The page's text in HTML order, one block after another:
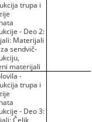
trupa i
- Deo 2:
Materijali
sendvič-
materijali
-
trupa i
- Deo 3:
Čelik,